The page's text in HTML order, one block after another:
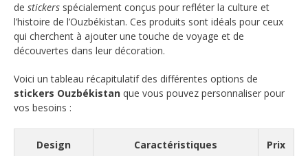
de stickers spécialement conçus pour refléter la culture et
l’histoire de l’Ouzbékistan. Ces produits sont idéals pour ceux
qui cherchent à ajouter une touche de voyage et de
découvertes dans leur décoration.
Voici un tableau récapitulatif des différentes options de
stickers Ouzbékistan que vous pouvez personnaliser pour
vos besoins :
Design Caractéristiques Prix